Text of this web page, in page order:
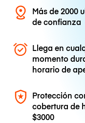
Más de 2000
de confianza
Llega en
momento
horario de
Protección
cobertura de
$3000